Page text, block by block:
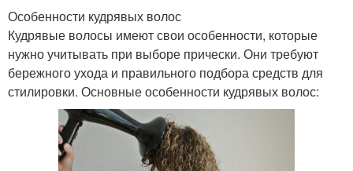
Особенности кудрявых волос
Кудрявые волосы имеют свои особенности, которые
нужно учитывать при выборе прически. Они требуют
бережного ухода и правильного подбора средств для
стилировки. Основные особенности кудрявых волос: